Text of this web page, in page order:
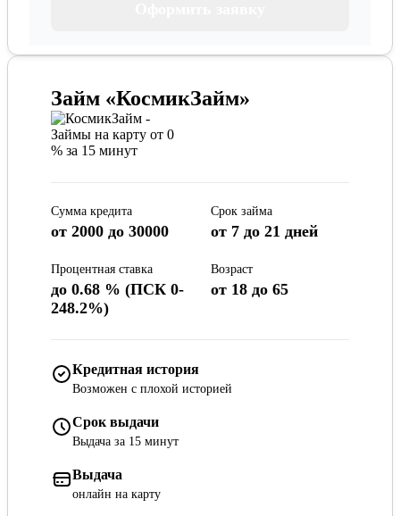
Займ «КосмикЗайм»
Сумма кредита
от 2000 до 30000
Срок займа
от 7 до 21 дней
Процентная ставка
до 0.68 % (ПСК 0-
248.2%)
Возраст
от 18 до 65
Кредитная история
Возможен с плохой историей
Срок выдачи
Выдача за 15 минут
Выдача
онлайн на карту